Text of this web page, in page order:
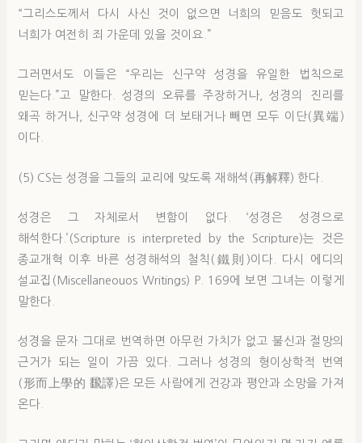
“그리스도께서 다시 사신 것이 없으면 너희의 믿음도 헛되고
너희가 여전히 죄 가운데 있을 것이요.”
그러면서도 이들은 “우리는 신구약 성경을 유일한 법칙으로
믿는다.”고 말한다. 성경의 오류를 주장하거나, 성경의 진리를
왜곡 하거나, 신구약 성경에 더 보태거나 빼면 모두 이단(異端)
이다.
(5) CS는 성경을 그들의 교리에 맞도록 재해석(再解釋) 한다.
성경은 그 자체로서 변함이 없다. ‘성경은 성경으로
해석한다.’(Scripture is interpreted by the Scripture)는 것은
종교개혁 이후 바른 성경해석의 철칙(鐵則)이다. 다시 에디의
설교집(Miscellaneouos Writings) P. 169에 보면 그녀는 이렇게
말한다.
성경을 문자 그대로 번역하면 아무런 가치가 없고 불신과 절망의
근거가 되는 일이 가끔 있다. 그러나 성경의 형이상학적 번역
(形而上學的 飜譯)은 모든 사람에게 건강과 평안과 소망을 가져
온다.